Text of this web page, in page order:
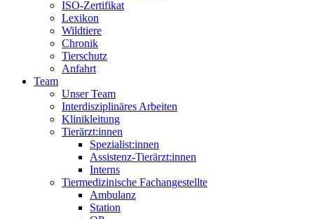
ISO-Zertifikat
Lexikon
Wildtiere
Chronik
Tierschutz
Anfahrt
Team
Unser Team
Interdisziplinäres Arbeiten
Klinikleitung
Tierärzt:innen
Spezialist:innen
Assistenz-Tierärzt:innen
Interns
Tiermedizinische Fachangestellte
Ambulanz
Station